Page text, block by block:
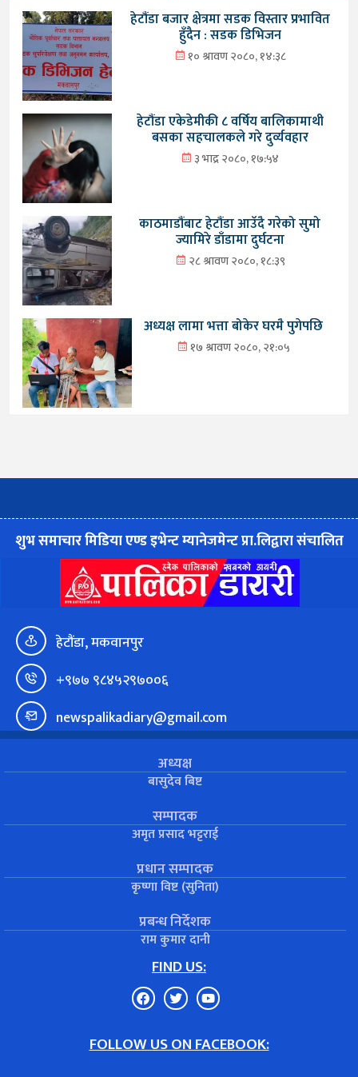
हेटौंडा बजार क्षेत्रमा सडक विस्तार प्रभावित
हुँदैन : सडक डिभिजन
१० श्रावण २०८०, १४:३८
हेटौंडा एकेडेमीकी ८ वर्षिय बालिकामाथी
बसका सहचालकले गरे दुर्व्यवहार
३ भाद्र २०८०, १७:५४
काठमाडौंबाट हेटौंडा आउँदै गरेको सुमो
ज्यामिरे डाँडामा दुर्घटना
२८ श्रावण २०८०, १८:३९
अध्यक्ष लामा भत्ता बोकेर घरमै पुगेपछि
१७ श्रावण २०८०, २१:०५
शुभ समाचार मिडिया एण्ड इभेन्ट म्यानेजमेन्ट प्रा.लिद्वारा संचालित
हेटौंडा, मकवानपुर
+९७७ ९८४५२९७००६
newspalikadiary@gmail.com
अध्यक्ष
बासुदेव बिष्ट
सम्पादक
अमृत प्रसाद भट्टराई
प्रधान सम्पादक
कृष्णा विष्ट (सुनिता)
प्रबन्ध निर्देशक
राम कुमार दानी
FIND US:
FOLLOW US ON FACEBOOK: